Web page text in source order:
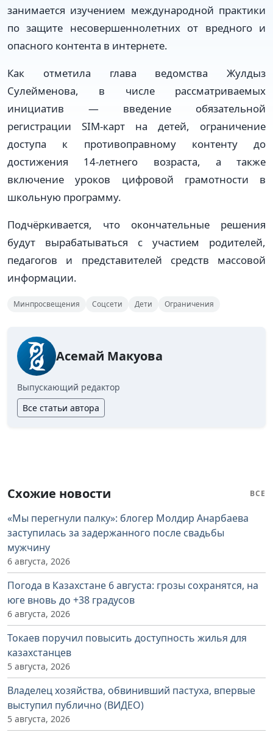
занимается изучением международной практики
по защите несовершеннолетних от вредного и
опасного контента в интернете.
Как отметила глава ведомства Жулдыз
Сулейменова, в числе рассматриваемых
инициатив — введение обязательной
регистрации SIM-карт на детей, ограничение
доступа к противоправному контенту до
достижения 14-летнего возраста, а также
включение уроков цифровой грамотности в
школьную программу.
Подчёркивается, что окончательные решения
будут вырабатываться с участием родителей,
педагогов и представителей средств массовой
информации.
Минпросвещения Соцсети Дети Ограничения
Асемай Макуова
Выпускающий редактор
Все статьи автора
Схожие новости ВСЕ
«Мы перегнули палку»: блогер Молдир Анарбаева
заступилась за задержанного после свадьбы
мужчину
6 августа, 2026
Погода в Казахстане 6 августа: грозы сохранятся, на
юге вновь до +38 градусов
6 августа, 2026
Токаев поручил повысить доступность жилья для
казахстанцев
5 августа, 2026
Владелец хозяйства, обвинивший пастуха, впервые
выступил публично (ВИДЕО)
5 августа, 2026